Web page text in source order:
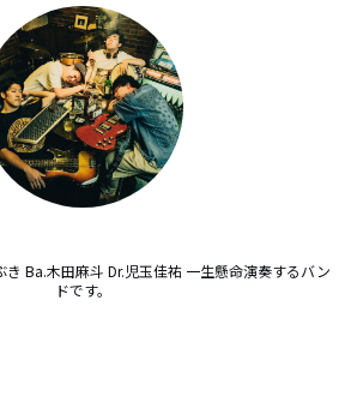
Ba.木田麻斗 Dr.児玉佳祐 一生懸命演奏するバン
ドです。